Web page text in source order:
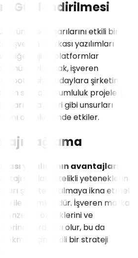
Güçlendirilmesi
ve başarılarını etkili bir
işveren markası yazılımları
ve diğer dijital platformlar
paylaşmak, işveren
ve potansiyel adaylara şirketin
sosyal sorumluluk projeleri,
hikayeleri gibi unsurları
olumlu yönde etkiler.
Sağlama
yazılımının avantajları
sağlar. Nitelikli yeteneklerin
şirkete katılmaya ikna etmek,
ile mümkündür. İşveren markası
benzersiz özelliklerini ve
yardımcı olur, bu da
çekmek için etkili bir strateji